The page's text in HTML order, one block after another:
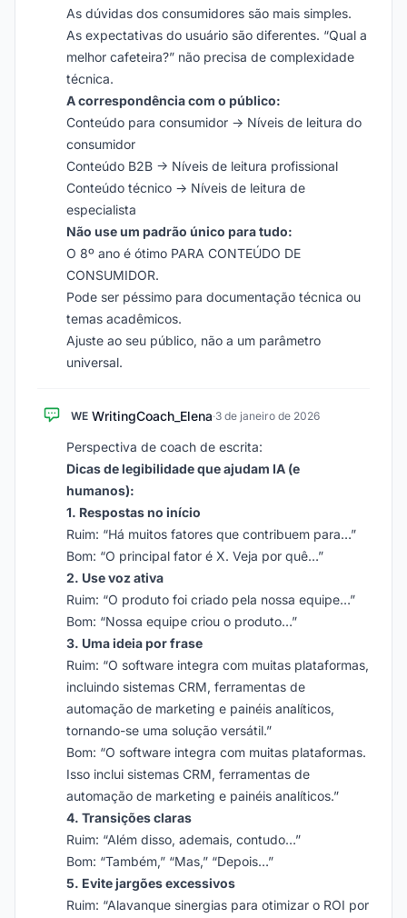
As dúvidas dos consumidores são mais simples.
As expectativas do usuário são diferentes. “Qual a
melhor cafeteira?” não precisa de complexidade
técnica.
A correspondência com o público:
Conteúdo para consumidor -> Níveis de leitura do
consumidor
Conteúdo B2B -> Níveis de leitura profissional
Conteúdo técnico -> Níveis de leitura de
especialista
Não use um padrão único para tudo:
O 8º ano é ótimo PARA CONTEÚDO DE
CONSUMIDOR.
Pode ser péssimo para documentação técnica ou
temas acadêmicos.
Ajuste ao seu público, não a um parâmetro
universal.
WE WritingCoach_Elena·3 de janeiro de 2026
Perspectiva de coach de escrita:
Dicas de legibilidade que ajudam IA (e
humanos):
1. Respostas no início
Ruim: “Há muitos fatores que contribuem para…”
Bom: “O principal fator é X. Veja por quê…”
2. Use voz ativa
Ruim: “O produto foi criado pela nossa equipe…”
Bom: “Nossa equipe criou o produto…”
3. Uma ideia por frase
Ruim: “O software integra com muitas plataformas,
incluindo sistemas CRM, ferramentas de
automação de marketing e painéis analíticos,
tornando-se uma solução versátil.”
Bom: “O software integra com muitas plataformas.
Isso inclui sistemas CRM, ferramentas de
automação de marketing e painéis analíticos.”
4. Transições claras
Ruim: “Além disso, ademais, contudo…”
Bom: “Também,” “Mas,” “Depois…”
5. Evite jargões excessivos
Ruim: “Alavanque sinergias para otimizar o ROI por